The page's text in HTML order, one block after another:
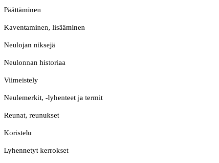
Päättäminen
Kaventaminen, lisääminen
Neulojan niksejä
Neulonnan historiaa
Viimeistely
Neulemerkit, -lyhenteet ja termit
Reunat, reunukset
Koristelu
Lyhennetyt kerrokset